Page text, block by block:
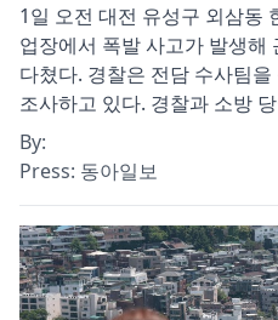
1일 오전 대전 유성구 외삼동
업장에서 폭발 사고가 발생해
다쳤다. 경찰은 전담 수사팀
조사하고 있다. 경찰과 소방
By:
Press: 동아일보